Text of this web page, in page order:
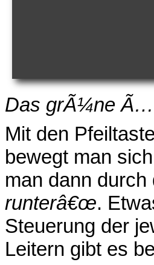
Das grÃ¼ne Ã…
Mit den
bewegt man
man dann
runterâ€œ.
Steuerung der
Leitern gibt es